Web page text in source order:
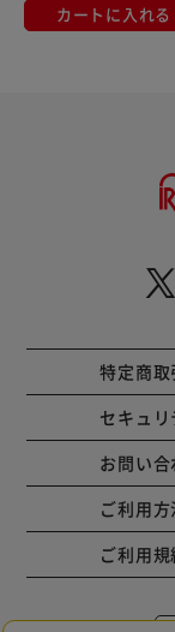
カートに入れる
特定商
セキュ
お問い合
ご利用方
ご利用規